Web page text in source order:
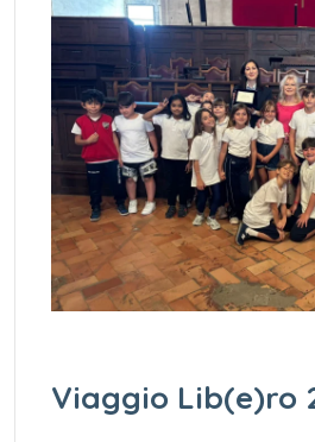
Viaggio Lib(e)ro